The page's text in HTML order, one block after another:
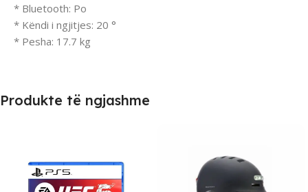
* Bluetooth: Po
* Këndi i ngjitjes: 20 °
* Pesha: 17.7 kg
Produkte të ngjashme